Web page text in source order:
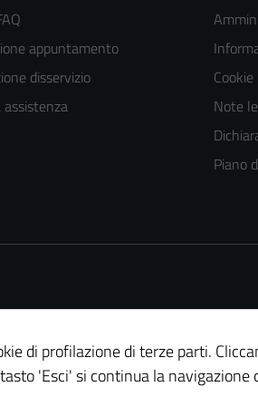
appuntamento
disservizio
assistenza
Note
Piano
di profilazione di terze parti.
'Esci' si continua la navigazione